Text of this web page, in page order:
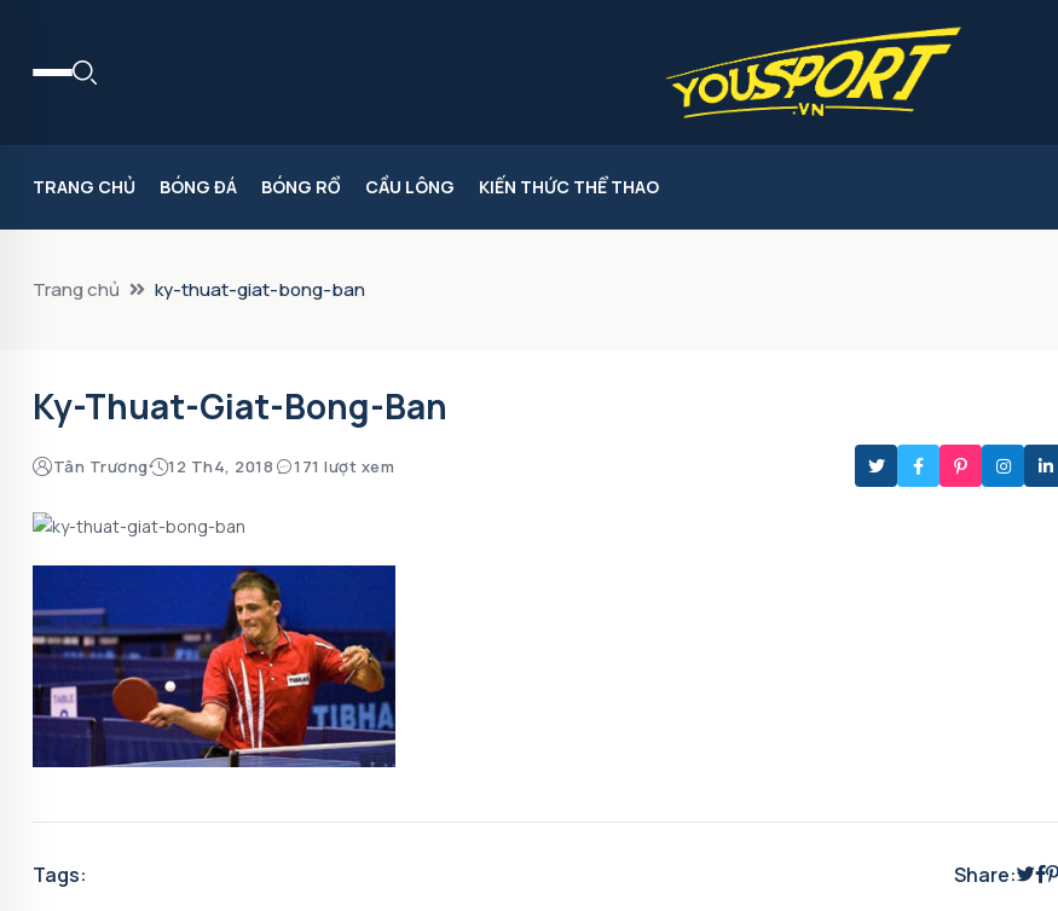
TRANG CHỦ BÓNG ĐÁ BÓNG RỔ CẦU LÔNG KIẾN THỨC THỂ THAO
Trang chủ ky-thuat-giat-bong-ban
Ky-Thuat-Giat-Bong-Ban
Tân Trương 12 Th4, 2018 171 lượt xem
Tags: Share: